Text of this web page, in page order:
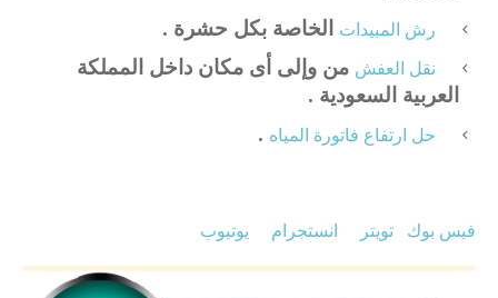
رش المبيدات الخاصة بكل حشرة .
نقل العفش من وإلى أى مكان داخل المملكة
العربية السعودية .
حل ارتفاع فاتورة المياه .
فيس بوك تويتر انستجرام يوتيوب